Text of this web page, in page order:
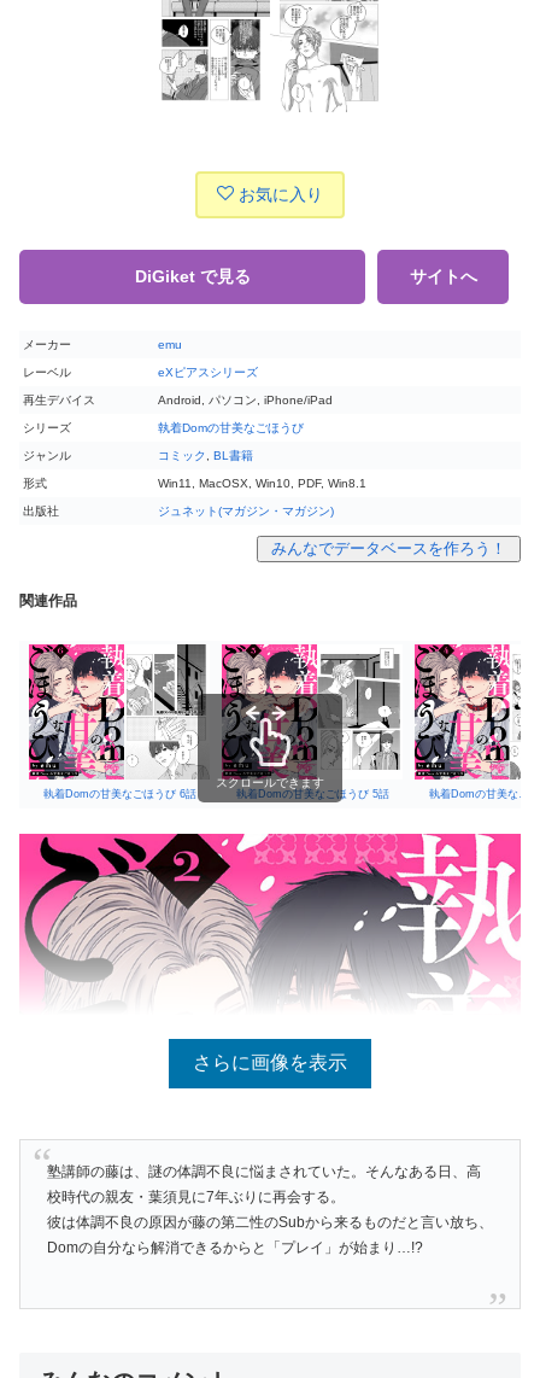
お気に入り
DiGiket で見る サイトへ
メーカー emu
レーベル eXピアスシリーズ
再生デバイス Android, パソコン, iPhone/iPad
シリーズ 執着Domの甘美なごほうび
ジャンル コミック BL書籍
形式 Win11, MacOSX, Win10, PDF, Win8.1
出版社 ジュネット(マガジン・マガジン)
みんなでデータベースを作ろう！
関連作品
執着Domの甘美なごほうび 6話 執着Domの甘美なごほうび 5話 執着Domの甘美なご
スクロールできます
さらに画像を表示
塾講師の藤は、謎の体調不良に悩まされていた。そんなある日、高
校時代の親友・葉須見に7年ぶりに再会する。
彼は体調不良の原因が藤の第二性のSubから来るものだと言い放ち、
Domの自分なら解消できるからと「プレイ」が始まり…!?